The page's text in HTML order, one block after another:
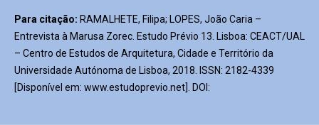
Para citação: RAMALHETE, Filipa; LOPES, João Caria –
Entrevista à Marusa Zorec. Estudo Prévio 13. Lisboa: CEACT/UAL
– Centro de Estudos de Arquitetura, Cidade e Território da
Universidade Autónoma de Lisboa, 2018. ISSN: 2182-4339
[Disponível em: www.estudoprevio.net]. DOI: